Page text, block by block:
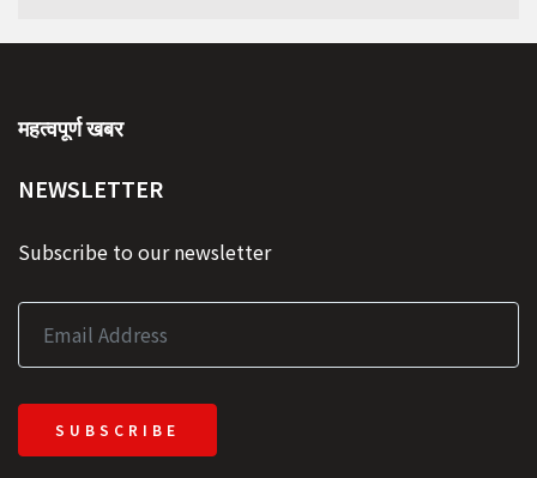
महत्वपूर्ण खबर
NEWSLETTER
Subscribe to our newsletter
SUBSCRIBE